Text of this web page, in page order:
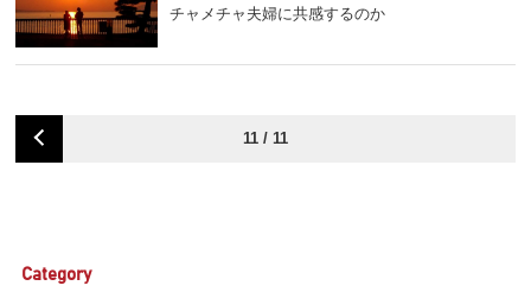
チャメチャ夫婦に共感するのか
11 / 11
Category